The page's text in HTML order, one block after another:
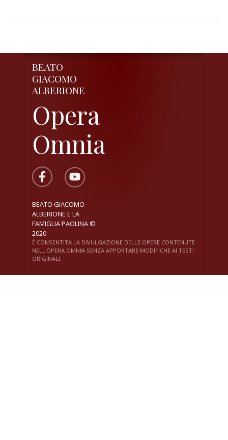
BEATO
GIACOMO
ALBERIONE
Opera
Omnia
BEATO GIACOMO
ALBERIONE E LA
FAMIGLIA PAOLINA ©
2020
È CONSENTITA LA DIVULGAZIONE DELLE OPERE CONTENUTE
NELL'OPERA OMNIA SENZA APPORTARE MODIFICHE AI TESTI
ORIGINALI.